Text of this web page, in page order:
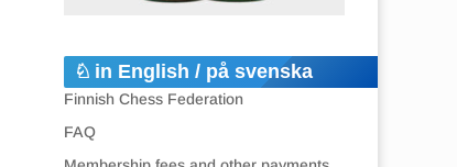
in English / på svenska
Finnish Chess Federation
FAQ